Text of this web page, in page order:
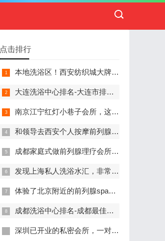
点击排行
本地洗浴区！西安纺织城大牌精英男子会馆.让你不负此行（新项目)）
大连洗浴中心排名-大连市排名前十的洗浴中心盘点
南京江宁红灯小巷子会所，这里您来了就不想走
和领导去西安个人按摩前列腺私人养生馆，体验一次最舒心的感受
成都家庭式做前列腺理疗会所,按摩按得特别舒服，放松减压的好地方
发现上海私人洗浴水汇，非常值得推荐的一个休闲场所
体验了北京附近的前列腺spa养生馆，刚体验完就忍不住分享出来
成都洗浴中心排名-成都最佳洗浴中心TOP10排名
深圳已开业的私密会所，一对一服务，保证给你带来绝佳体验